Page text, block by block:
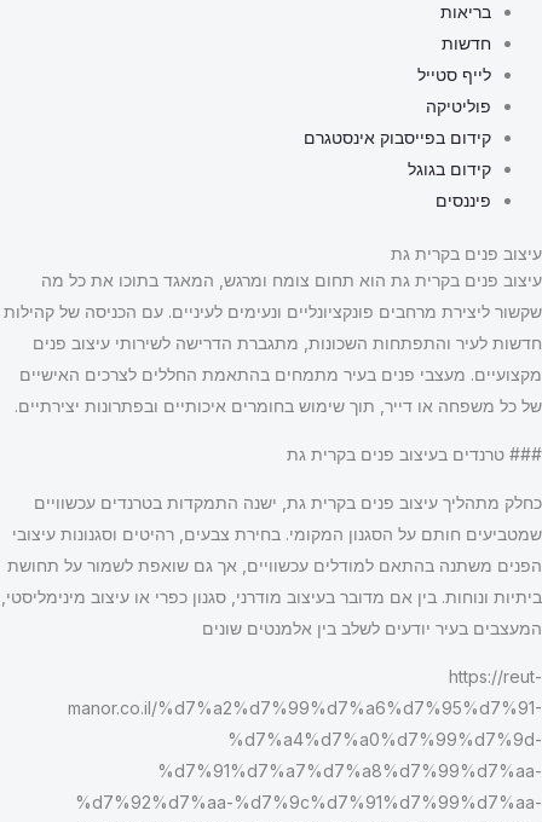
בריאות
חדשות
לייף סטייל
פוליטיקה
קידום בפייסבוק אינסטגרם
קידום בגוגל
פיננסים
עיצוב פנים בקרית גת
עיצוב פנים בקרית גת הוא תחום צומח ומרגש, המאגד בתוכו את כל מה
שקשור ליצירת מרחבים פונקציונליים ונעימים לעיניים. עם הכניסה של קהילות
חדשות לעיר והתפתחות השכונות, מתגברת הדרישה לשירותי עיצוב פנים
מקצועיים. מעצבי פנים בעיר מתמחים בהתאמת החללים לצרכים האישיים
של כל משפחה או דייר, תוך שימוש בחומרים איכותיים ובפתרונות יצירתיים.
### טרנדים בעיצוב פנים בקרית גת
כחלק מתהליך עיצוב פנים בקרית גת, ישנה התמקדות בטרנדים עכשוויים
שמטביעים חותם על הסגנון המקומי. בחירת צבעים, רהיטים וסגנונות עיצובי
הפנים משתנה בהתאם למודלים עכשוויים, אך גם שואפת לשמור על תחושת
ביתיות ונוחות. בין אם מדובר בעיצוב מודרני, סגנון כפרי או עיצוב מינימליסטי,
המעצבים בעיר יודעים לשלב בין אלמנטים שונים
https://reut-
manor.co.il/%d7%a2%d7%99%d7%a6%d7%95%d7%91-
%d7%a4%d7%a0%d7%99%d7%9d-
%d7%91%d7%a7%d7%a8%d7%99%d7%aa-
%d7%92%d7%aa-%d7%9c%d7%91%d7%99%d7%aa-